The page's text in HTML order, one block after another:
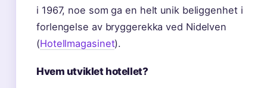
i 1967, noe som ga en helt unik beliggenhet i
forlengelse av bryggerekka ved Nidelven
(Hotellmagasinet).
Hvem utviklet hotellet?